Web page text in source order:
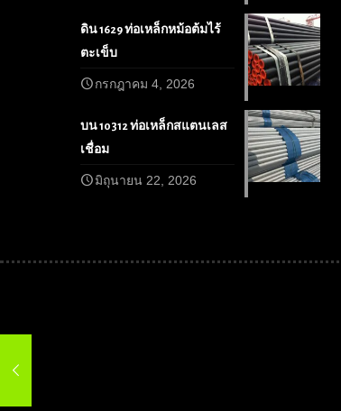
ดิน 1629 ท่อเหล็กหม้อต้มไร้
ตะเข็บ
กรกฎาคม 4, 2026
บน 10312 ท่อเหล็กสแตนเลส
เชื่อม
มิถุนายน 22, 2026